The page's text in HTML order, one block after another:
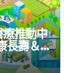
推動中
長壽＆